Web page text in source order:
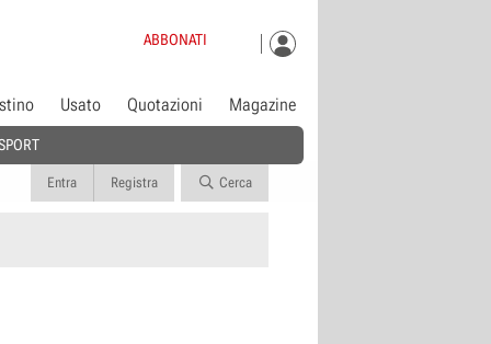
ABBONATI
Usato Quotazioni Magazine
Entra Registra Cerca